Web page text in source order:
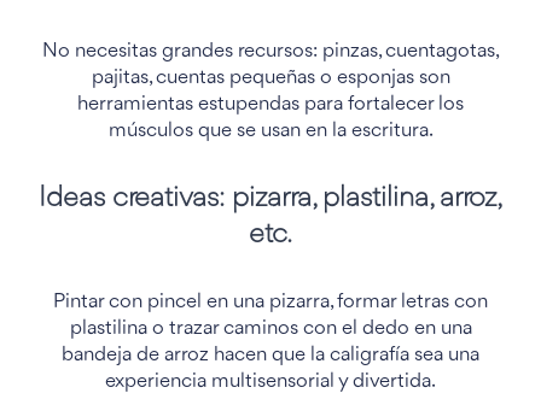
No necesitas grandes recursos: pinzas, cuentagotas,
pajitas, cuentas pequeñas o esponjas son
herramientas estupendas para fortalecer los
músculos que se usan en la escritura.
Ideas creativas: pizarra, plastilina, arroz,
etc.
Pintar con pincel en una pizarra, formar letras con
plastilina o trazar caminos con el dedo en una
bandeja de arroz hacen que la caligrafía sea una
experiencia multisensorial y divertida.